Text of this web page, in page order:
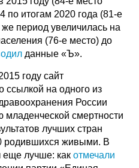
по итогам 2020 года (81-е
период увеличилась на
(76-е место) до
данные «Ъ».
году сайт
ссылкой на одного из
России
младенческой смертности
лучших стран
родившихся живыми. В
еще лучше: какотмечали